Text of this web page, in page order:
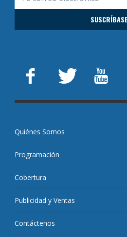
Quiénes Somos
Programación
Cobertura
Publicidad y Ventas
Contáctenos